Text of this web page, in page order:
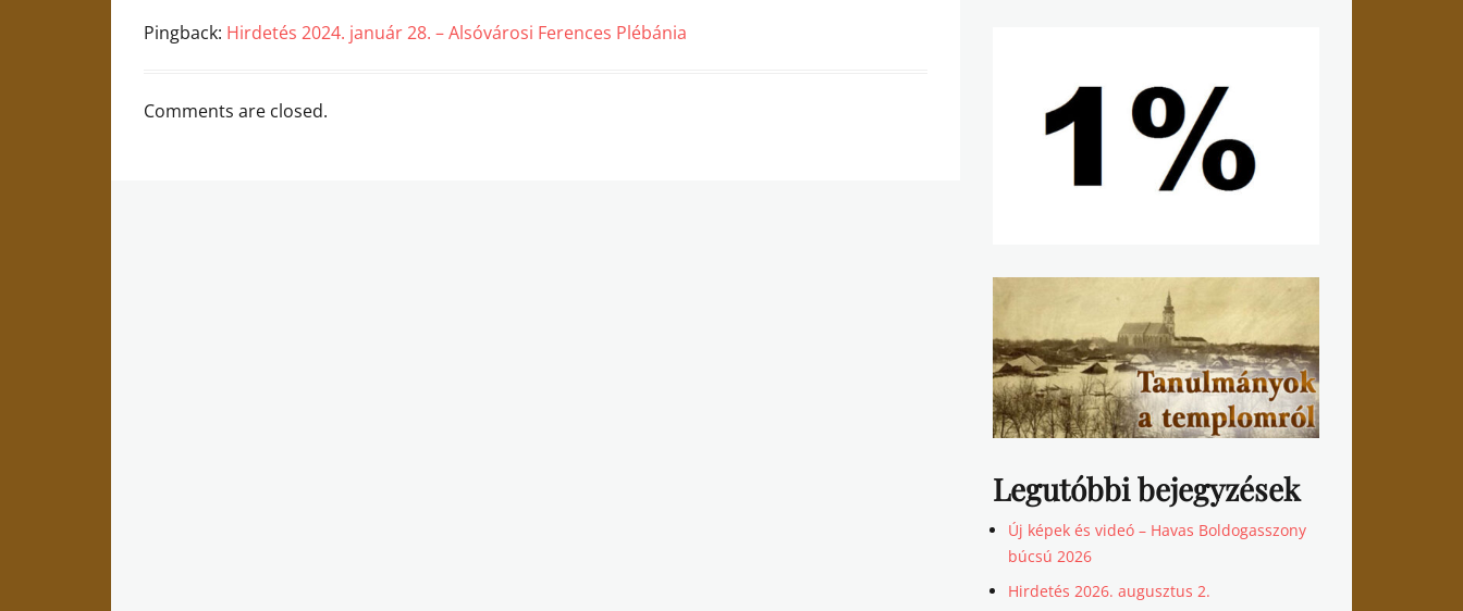
Pingback: Hirdetés 2024. január 28. – Alsóvárosi Ferences Plébánia
Comments are closed.
Legutóbbi bejegyzések
Új képek és videó – Havas Boldogasszony
búcsú 2026
Hirdetés 2026. augusztus 2.